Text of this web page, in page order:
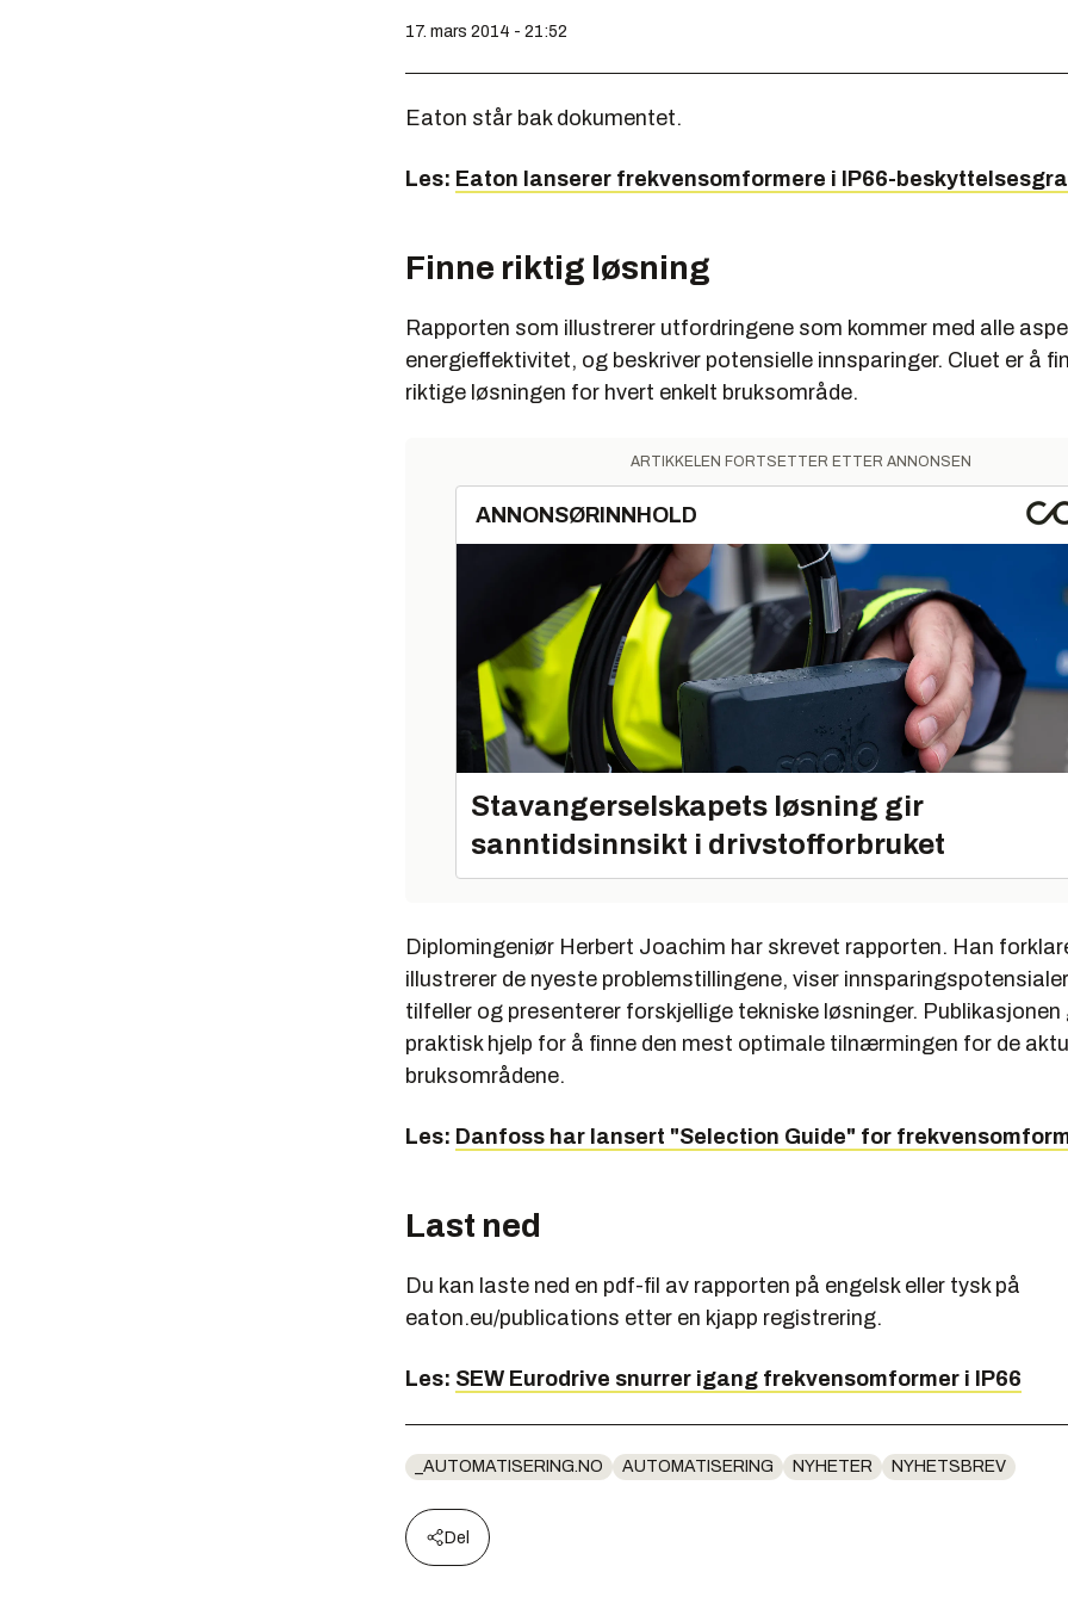
17. mars 2014 - 21:52
Eaton står bak dokumentet.
Les: Eaton lanserer frekvensomformere i IP66-
Finne riktig løsning
Rapporten som illustrerer utfordringene som kommer med alle
energieffektivitet, og beskriver potensielle innsparinger. Cluet er å
riktige løsningen for hvert enkelt bruksområde.
ARTIKKELEN FORTSETTER ETTER ANNONSEN
ANNONSØRINNHOLD
Stavangerselskapets løsning gir
sanntidsinnsikt i drivstofforbruket
Diplomingeniør Herbert Joachim har skrevet rapporten. Han
illustrerer de nyeste problemstillingene, viser
tilfeller og presenterer forskjellige tekniske løsninger. Publikasjonen
praktisk hjelp for å finne den mest optimale tilnærmingen for de
bruksområdene.
Les: Danfoss har lansert "Selection Guide" for
Last ned
Du kan laste ned en pdf-fil av rapporten på engelsk eller tysk på
eaton.eu/publications etter en kjapp registrering.
Les: SEW Eurodrive snurrer igang frekvensomformer i IP66
_AUTOMATISERING.NO AUTOMATISERING NYHETER NYHETSBREV
Del